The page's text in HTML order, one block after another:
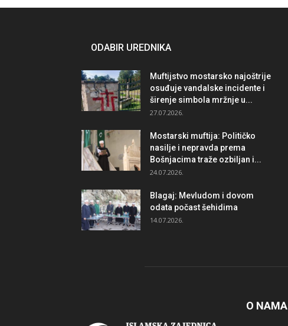
ODABIR UREDNIKA
Muftijstvo mostarsko najoštrije
osuđuje vandalske incidente i
širenje simbola mržnje u...
27.07.2026.
Mostarski muftija: Političko
nasilje i nepravda prema
Bošnjacima traže ozbiljan i...
24.07.2026.
Blagaj: Mevludom i dovom
odata počast šehidima
14.07.2026.
O NAMA